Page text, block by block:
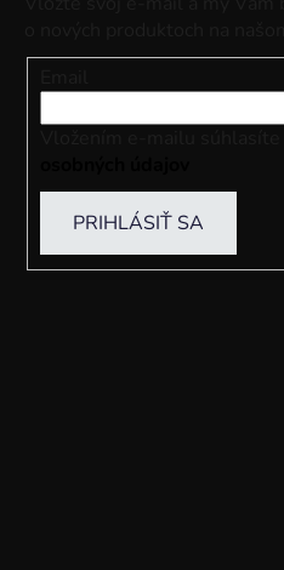
PRIHLÁSIŤ SA